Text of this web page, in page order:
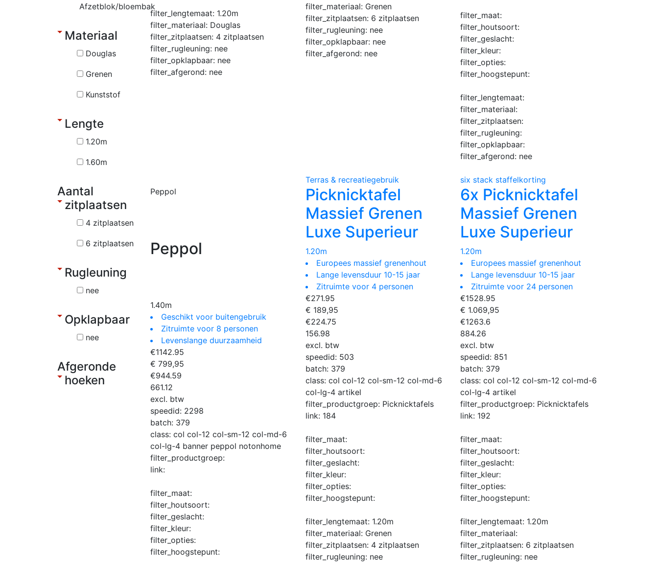
Afzetblok/bloembak
Materiaal
Douglas
Grenen
Kunststof
Lengte
1.20m
1.60m
Aantal
zitplaatsen
4 zitplaatsen
6 zitplaatsen
Rugleuning
nee
Opklapbaar
nee
Afgeronde
hoeken
filter_lengtemaat: 1.20m
filter_materiaal: Douglas
filter_zitplaatsen: 4 zitplaatsen
filter_rugleuning: nee
filter_opklapbaar: nee
filter_afgerond: nee
filter_materiaal: Grenen
filter_zitplaatsen: 6 zitplaatsen
filter_rugleuning: nee
filter_opklapbaar: nee
filter_afgerond: nee
filter_maat:
filter_houtsoort:
filter_geslacht:
filter_kleur:
filter_opties:
filter_hoogstepunt:
filter_lengtemaat:
filter_materiaal:
filter_zitplaatsen:
filter_rugleuning:
filter_opklapbaar:
filter_afgerond: nee
Peppol
Peppol
1.40m
Geschikt voor buitengebruik
Zitruimte voor 8 personen
Levenslange duurzaamheid
€1142.95
€ 799,95
€944.59
661.12
excl. btw
speedid: 2298
batch: 379
class: col col-12 col-sm-12 col-md-6
col-lg-4 banner peppol notonhome
filter_productgroep:
link:
filter_maat:
filter_houtsoort:
filter_geslacht:
filter_kleur:
filter_opties:
filter_hoogstepunt:
Terras & recreatiegebruik
Picknicktafel
Massief Grenen
Luxe Superieur
1.20m
Europees massief grenenhout
Lange levensduur 10-15 jaar
Zitruimte voor 4 personen
€271.95
€ 189,95
€224.75
156.98
excl. btw
speedid: 503
batch: 379
class: col col-12 col-sm-12 col-md-6
col-lg-4 artikel
filter_productgroep: Picknicktafels
link: 184
filter_maat:
filter_houtsoort:
filter_geslacht:
filter_kleur:
filter_opties:
filter_hoogstepunt:
filter_lengtemaat: 1.20m
filter_materiaal: Grenen
filter_zitplaatsen: 4 zitplaatsen
filter_rugleuning: nee
six stack staffelkorting
6x Picknicktafel
Massief Grenen
Luxe Superieur
1.20m
Europees massief grenenhout
Lange levensduur 10-15 jaar
Zitruimte voor 24 personen
€1528.95
€ 1.069,95
€1263.6
884.26
excl. btw
speedid: 851
batch: 379
class:col col-12 col-sm-12 col-md-6
col-lg-4 artikel
filter_productgroep: Picknicktafels
link: 192
filter_maat:
filter_houtsoort:
filter_geslacht:
filter_kleur:
filter_opties:
filter_hoogstepunt:
filter_lengtemaat: 1.20m
filter_materiaal:
filter_zitplaatsen: 6 zitplaatsen
filter_rugleuning: nee